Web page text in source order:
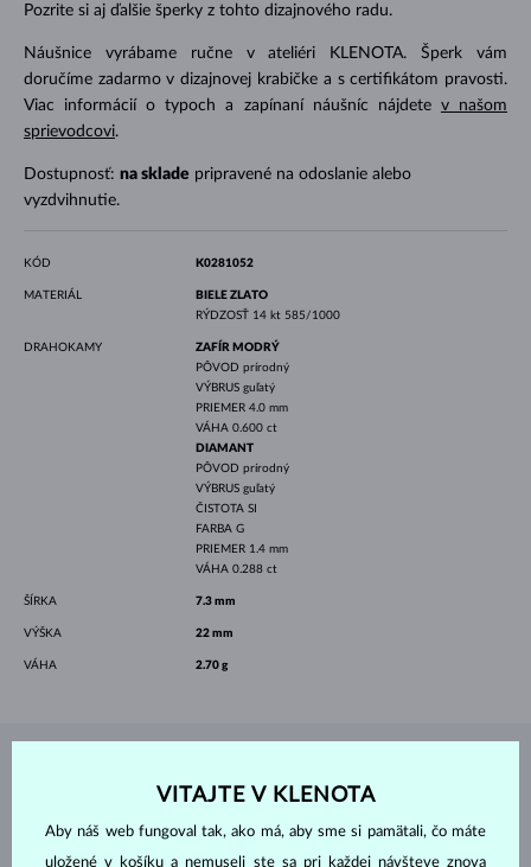
Pozrite si aj ďalšie šperky z tohto dizajnového radu.
Náušnice vyrábame ručne v ateliéri KLENOTA. Šperk vám
doručíme zadarmo v dizajnovej krabičke a s certifikátom pravosti.
Viac informácií o typoch a zapínaní náušníc nájdete v našom
sprievodcovi.
Dostupnosť: na sklade pripravené na odoslanie alebo
vyzdvihnutie.
KÓD K0281052
MATERIÁL
BIELE ZLATO
RÝDZOSŤ 14 kt 585/1000
DRAHOKAMY
ZAFÍR MODRÝ
PÔVOD prírodný
VÝBRUS guľatý
PRIEMER 4.0 mm
VÁHA 0.600 ct
DIAMANT
PÔVOD prírodný
VÝBRUS guľatý
ČISTOTA SI
FARBA G
PRIEMER 1.4 mm
VÁHA 0.288 ct
ŠÍRKA 7.3 mm
VÝŠKA 22 mm
VÁHA 2.70 g
VITAJTE V KLENOTA
Aby náš web fungoval tak, ako má, aby sme si pamätali, čo máte
uložené v košíku a nemuseli ste sa pri každej návšteve znova